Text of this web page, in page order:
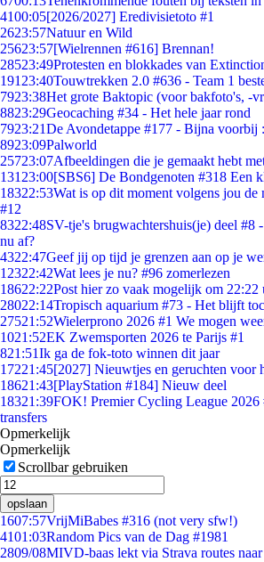
4100:05[2026/2027] Eredivisietoto #1
2623:57Natuur en Wild
25623:57[Wielrennen #616] Brennan!
28523:49Protesten en blokkades van
191 23:40Touwtrekken 2.0 #636 - Team 1
7923:38Het grote Baktopic (voor bakfoto's, -
8823:29Geocaching #34 - Het hele jaar rond
7923:21De Avondetappe #177 - Bijna voorbij
8923:09Palworld
25723:07Afbeeldingen die je gemaakt hebt
131 23:00[SBS6] De Bondgenoten #318 Een
18322:53Wat is op dit moment volgens jou de
#12
8322:48SV-tje's brugwachtershuis(je) deel #8
nu af?
4322:47Geef jij op tijd je grenzen aan op je
12322:42Wat lees je nu? #96 zomerlezen
18622:22Post hier zo vaak mogelijk om 22:22
28022:14Tropisch aquarium #73 - Het blijft
27521:52Wielerprono 2026 #1 We mogen
1021:52EK Zwemsporten 2026 te Parijs #1
821:51Ik ga de fok-toto winnen dit jaar
17221:45[2027] Nieuwtjes en geruchten voor
18621:43[PlayStation #184] Nieuw deel
18321:39FOK! Premier Cycling League 2026
transfers
Opmerkelijk
Opmerkelijk
Scrollbar gebruiken
opslaan
1607:57VrijMiBabes #316 (not very sfw!)
4101:03Random Pics van de Dag #1981
2809/08MIVD-baas lekt via Strava routes